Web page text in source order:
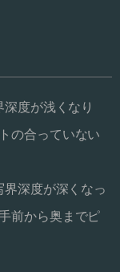
度が浅くなり
の合っていない
深度が深くなっ
前から奥までピ